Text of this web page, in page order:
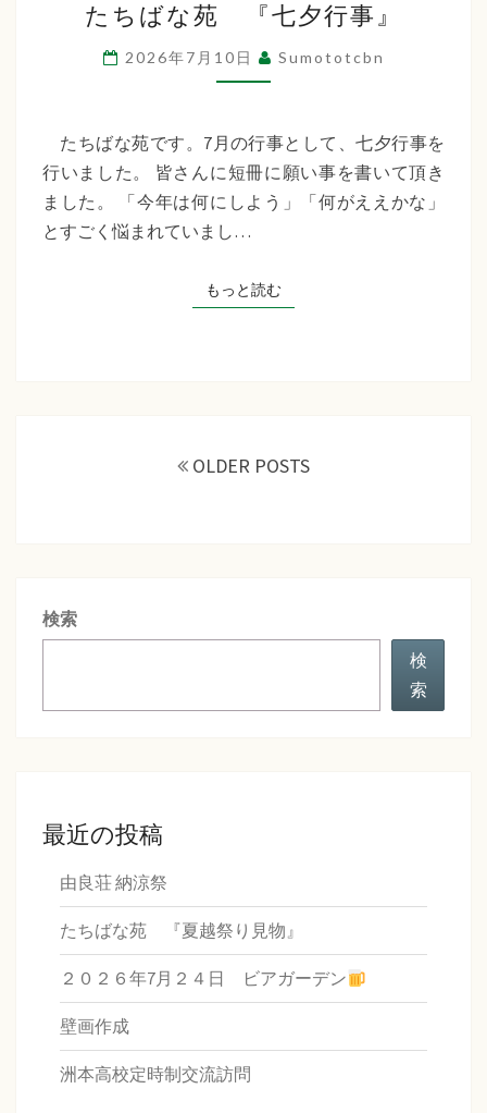
ち
ば
な
『七
夕
行
たちばな苑 『七夕行事』
2026年7月10日 Sumototcbn
たちばな苑です。7月の行事として、七夕行事を
行いました。 皆さんに短冊に願い事を書いて頂き
ました。 「今年は何にしよう」「何がええかな」
とすごく悩まれていまし…
もっと読むもっと読む
OLDER POSTS
検索
検
索
最近の投稿
由良荘 納涼祭
たちばな苑 『夏越祭り見物』
２０２６年7月２４日 ビアガーデン
壁画作成
洲本高校定時制交流訪問